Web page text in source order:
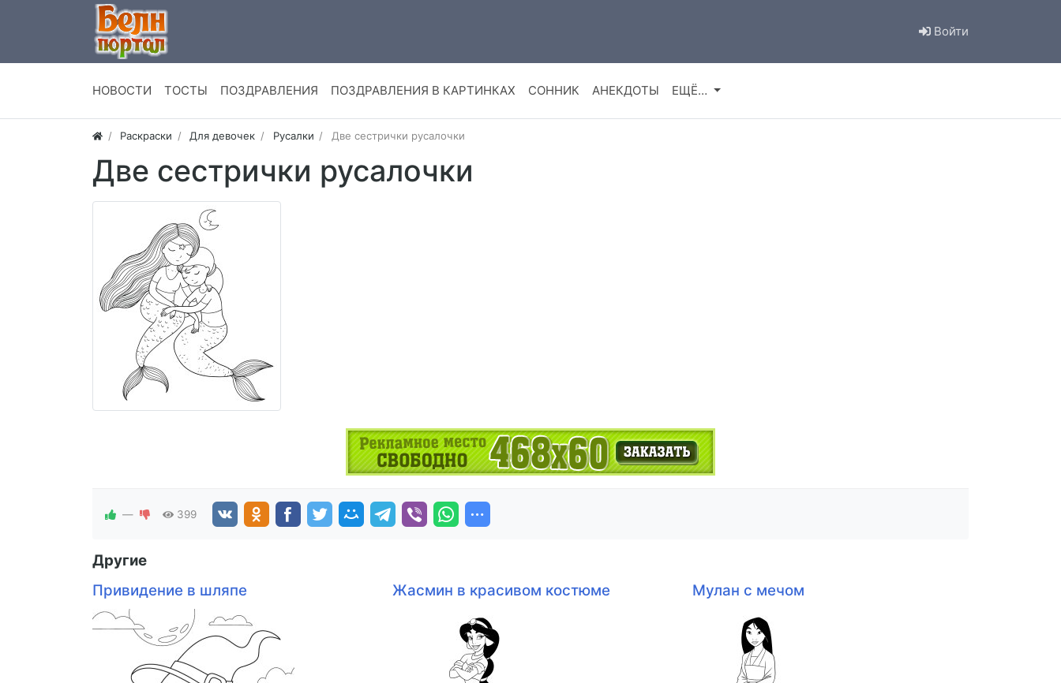
Войти
НОВОСТИ ТОСТЫ ПОЗДРАВЛЕНИЯ ПОЗДРАВЛЕНИЯ В КАРТИНКАХ СОННИК АНЕКДОТЫ ЕЩЁ…
Раскраски Для девочек Русалки Две сестрички русалочки
Две сестрички русалочки
— 399
Другие
Привидение в шляпе
Жасмин в красивом костюме Мулан с мечом